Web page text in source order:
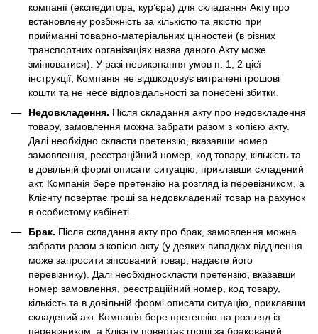
компанії (експедитора, кур’єра) для складання Акту про
встановлену розбіжність за кількістю та якістю при
прийманні товарно-матеріальних цінностей (в різних
транспортних організаціях назва даного Акту може
змінюватися). У разі невиконання умов п. 1, 2 цієї
інструкції, Компанія не відшкодовує витрачені грошові
кошти та не несе відповідальності за понесені збитки.
Недовкладення. Після складання акту про недовкладення
товару, замовлення можна забрати разом з копією акту.
Далі необхідно скласти претензію, вказавши номер
замовлення, реєстраційний номер, код товару, кількість та
в довільній формі описати ситуацію, приклавши складений
акт. Компанія бере претензію на розгляд із перевізником, а
Клієнту повертає гроші за недовкладений товар на рахунок
в особистому кабінеті.
Брак. Після складання акту про брак, замовлення можна
забрати разом з копією акту (у деяких випадках відділення
може запросити зіпсований товар, надаєте його
перевізнику). Далі необхідноскласти претензію, вказавши
номер замовлення, реєстраційний номер, код товару,
кількість та в довільній формі описати ситуацію, приклавши
складений акт. Компанія бере претензію на розгляд із
перевізником, а Клієнту повертає гроші за бракований